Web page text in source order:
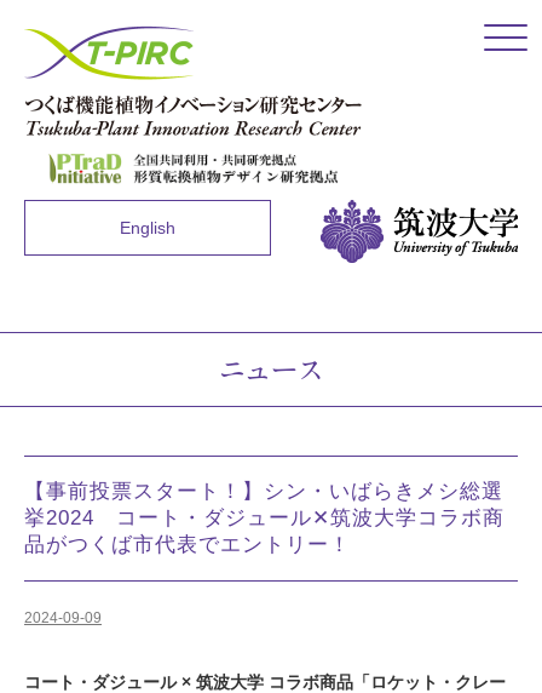
English
Click
ニュース
【事前投票スタート！】シン・いばらきメシ総選
挙2024 コート・ダジュール✕筑波大学コラボ商
品がつくば市代表でエントリー！
2024-09-09
コート・ダジュール × 筑波大学 コラボ商品「ロケット・クレー